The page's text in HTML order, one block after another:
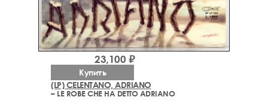
(LP) CELENTANO, ADRIANO
– LE ROBE CHE HA DETTO ADRIANO
23,100 ₽
Купить